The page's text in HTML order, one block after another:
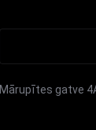
Mārupītes gatve